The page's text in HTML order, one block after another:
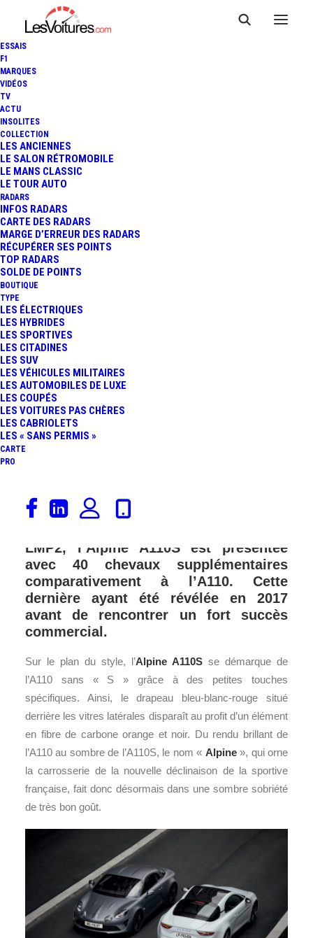
ESSAIS
F1
MARQUES
VIDÉOS
TV
ACTU
INSOLITES
COLLECTION
LES ANCIENNES
LE SALON RÉTROMOBILE
LE MANS CLASSIC
LE TOUR AUTO
RADARS
INFOS RADARS
CARTE DES RADARS
MARGE D’ERREUR DES RADARS
RÉCUPÉRER SES POINTS
TOP RADARS
SOLDE DE POINTS
BOUTIQUE
TYPE
LES ÉLECTRIQUES
LES HYBRIDES
LES SPORTIVES
LES CITADINES
LES SUV
LES VÉHICULES MILITAIRES
LES AUTOMOBILES DE LUXE
LES COUPÉS
LES VOITURES PAS CHÈRES
LES CABRIOLETS
LES « SANS PERMIS »
CARTE
PRO
ALPINE A110S : VERSION
OPTIMISÉE À 292 CHEVAUX
A 48 heures du départ de la 87ème
édition des 24 Heures du Mans, à
LMP2, l’Alpine A110S est présentée
avec 40 chevaux supplémentaires
comparativement à l’A110. Cette
dernière ayant été révélée en 2017
avant de rencontrer un fort succès
commercial.
Sur le plan du style, l’Alpine A110S se démarque de
l’A110 sans « S » grâce à des petites touches
spécifiques. Ainsi, le drapeau bleu-blanc-rouge situé
derrière les vitres latérales disparaît au profit d’un élément
en fibre de carbone orange et noir. Du rendu brillant de
l’A110 au sombre de l’A110S, le nom « Alpine», qui orne
la carrosserie de la nouvelle déclinaison de la sportive
française, fait donc désormais dans une sombre sobriété
de très bon goût.